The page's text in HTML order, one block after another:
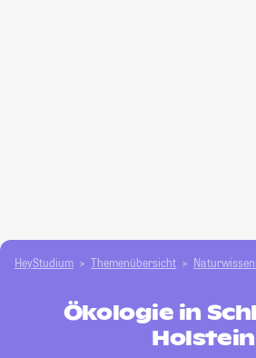
HeyStudium Themenübersicht
Ökologie in
Holstein